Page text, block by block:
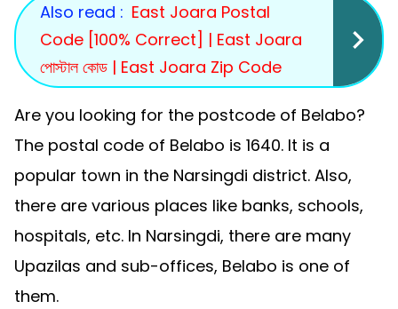
Also read : East Joara Postal
Code [100% Correct] | East Joara
পোস্টাল কোড | East Joara Zip Code
Are you looking for the postcode of Belabo?
The postal code of Belabo is 1640. It is a
popular town in the Narsingdi district. Also,
there are various places like banks, schools,
hospitals, etc. In Narsingdi, there are many
Upazilas and sub-offices, Belabo is one of
them.